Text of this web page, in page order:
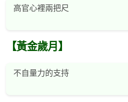
高官心裡兩把尺
【黃金歲月】
不自量力的支持